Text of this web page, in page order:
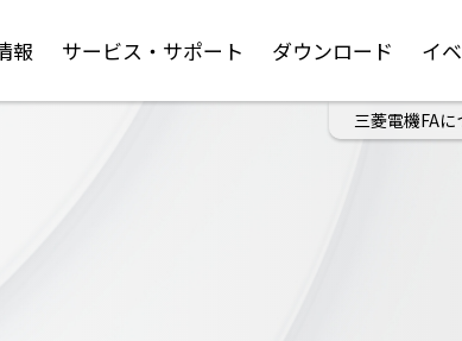
報 サービス・サポート ダウンロード イ
三菱電機FAに